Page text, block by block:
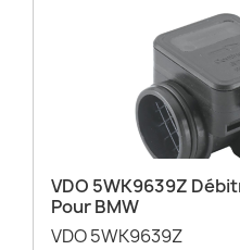
VDO 5WK9639Z
Pour BMW
VDO 5WK9639Z